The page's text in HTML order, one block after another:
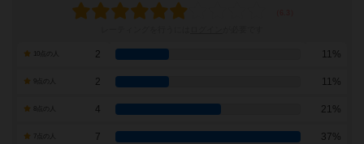
2 11%
2 11%
4 21%
7点の人 7 37%